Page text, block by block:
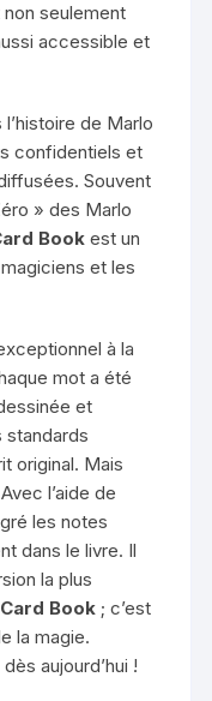
seulement
accessible et
de Marlo
confidentiels et
Souvent
» des Marlo
Book est un
et les
à la
mot a été
et
standards
original. Mais
l’aide de
les notes
dans le livre. Il
la plus
Book ; c’est
la magie.
aujourd’hui !